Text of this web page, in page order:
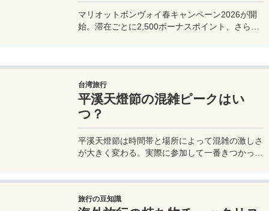
マリオットボンヴォイ春キャンペーン2026が開
始。滞在ごとに2,500ボーナスポイント、さらに
台湾旅行
平溪天燈節の混雑ピークはい
つ？
平溪天燈節は時間帯と場所によって混雑の激しさ
が大きく変わる。実際に参加して一番きつかった
旅行の豆知識